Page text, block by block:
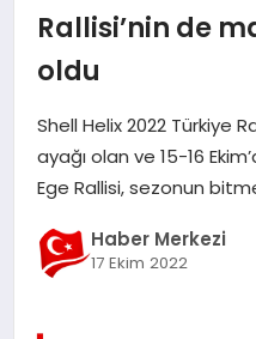
EĞITIM
EKONOMI
MAGAZIN
Rallisi’nin de
oldu
Shell Helix 2022 Türkiye
ayağı olan ve 15-16
Ege Rallisi, sezonun
Haber Merkezi
17 Ekim 2022